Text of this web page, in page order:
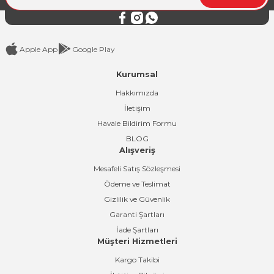
Apple App Google Play
Kurumsal
Hakkımızda
İletişim
Havale Bildirim Formu
BLOG
Alışveriş
Mesafeli Satış Sözleşmesi
Ödeme ve Teslimat
Gizlilik ve Güvenlik
Garanti Şartları
İade Şartları
Müşteri Hizmetleri
Kargo Takibi